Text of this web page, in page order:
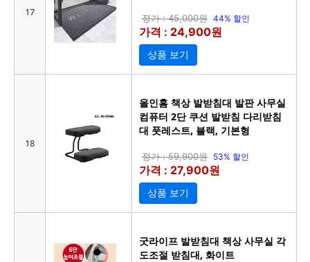
17
정가 : 45,000원 44% 할인
가격 : 24,900원
상품 보기
18
올인홈 책상 발받침대 발판 사무실
컴퓨터 2단 쿠션 발받침 다리받침
대 풋레스트, 블랙, 기본형
정가 : 59,900원 53% 할인
가격 : 27,900원
상품 보기
굿라이프 발받침대 책상 사무실 각
도조절 받침대, 화이트